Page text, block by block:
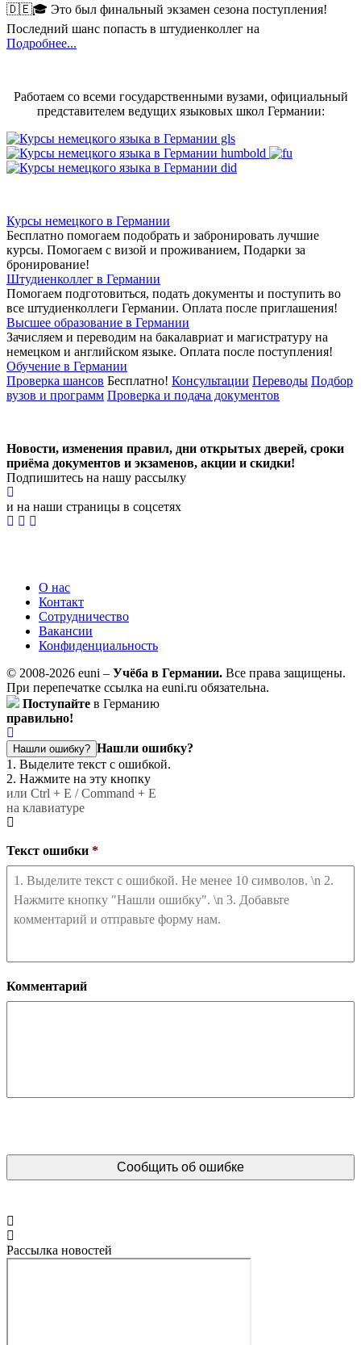
🇩🇪🎓 Это был финальный экзамен сезона поступления!
Последний шанс попасть в штудиенколлег на
Подробнее...
Работаем со всеми государственными вузами, официальный
представителем ведущих языковых школ Германии:
Курсы немецкого в Германии
Бесплатно помогаем подобрать и забронировать лучшие
курсы. Помогаем с визой и проживанием, Подарки за
бронирование!
Штудиенколлег в Германии
Помогаем подготовиться, подать документы и поступить во
все штудиенколлеги Германии. Оплата после приглашения!
Высшее образование в Германии
Зачисляем и переводим на бакалавриат и магистратуру на
немецком и английском языке. Оплата после поступления!
Обучение в Германии
Проверка шансов Бесплатно! Консультации Переводы Подбор
вузов и программ Проверка и подача документов
Новости, изменения правил, дни открытых дверей, сроки
приёма документов и экзаменов, акции и скидки!
Подпишитесь на нашу рассылку
и на наши страницы в соцсетях
О нас
Контакт
Сотрудничество
Вакансии
Конфиденциальность
© 2008-2026 euni – Учёба в Германии. Все права защищены.
При перепечатке ссылка на euni.ru обязательна.
Поступайте в Германию
правильно!
Нашли ошибку? Нашли ошибку?
1. Выделите текст с ошибкой.
2. Нажмите на эту кнопку
или Ctrl + E / Command + E
на клавиатуре
Текст ошибки *
Комментарий
Рассылка новостей